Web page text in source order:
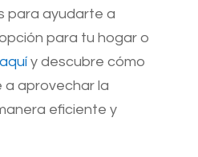
para ayudarte a
para tu hogar o
aquíy descubre cómo
aprovechar la
eficiente y